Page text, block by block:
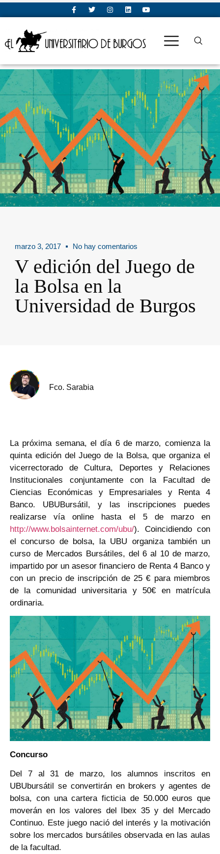
marzo 3, 2017 No hay comentarios
V edición del Juego de
la Bolsa en la
Universidad de Burgos
Fco. Sarabia
La próxima semana, el día 6 de marzo, comienza la
quinta edición del Juego de la Bolsa, que organiza el
vicerrectorado de Cultura, Deportes y Relaciones
Institucionales conjuntamente con la Facultad de
Ciencias Económicas y Empresariales y Renta 4
Banco. UBUBursátil, y las inscripciones puedes
realizarse vía online hasta el 5 de marzo en
http://www.bolsainternet.com/ubu/). Coincidiendo con
el concurso de bolsa, la UBU organiza también un
curso de Mercados Bursátiles, del 6 al 10 de marzo,
impartido por un asesor financiero de Renta 4 Banco y
con un precio de inscripción de 25 € para miembros
de la comunidad universitaria y 50€ en matrícula
ordinaria.
Concurso
Del 7 al 31 de marzo, los alumnos inscritos en
UBUbursátil se convertirán en brokers y agentes de
bolsa, con una cartera ficticia de 50.000 euros que
moverán en los valores del Ibex 35 y del Mercado
Continuo. Este juego nació del interés y la motivación
sobre los mercados bursátiles observada en las aulas
de la facultad.